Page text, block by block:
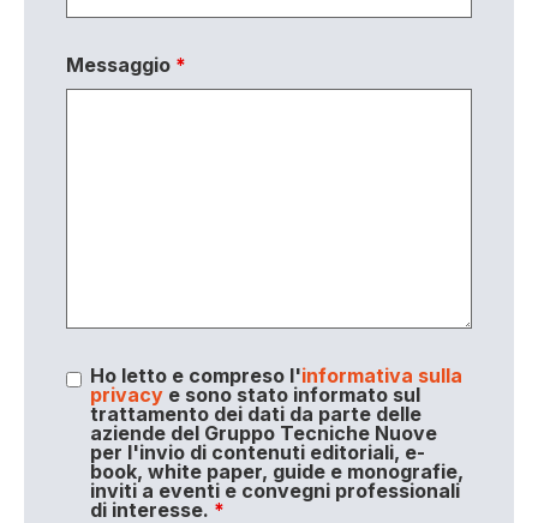
Messaggio *
Ho letto e compreso l'informativa sulla
privacye sono stato informato sul
trattamento dei dati da parte delle
aziende del Gruppo Tecniche Nuove
per l'invio di contenuti editoriali, e-
book, white paper, guide e monografie,
inviti a eventi e convegni professionali
di interesse. *